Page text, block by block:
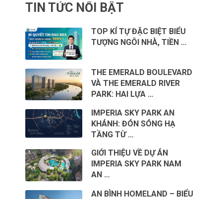
TIN TỨC NỔI BẬT
TOP KÍ TỰ ĐẶC BIỆT BIỂU
TƯỢNG NGÔI NHÀ, TIỀN …
THE EMERALD BOULEVARD
VÀ THE EMERALD RIVER
PARK: HAI LỰA …
IMPERIA SKY PARK AN
KHÁNH: ĐÓN SÓNG HẠ
TẦNG TỪ …
GIỚI THIỆU VỀ DỰ ÁN
IMPERIA SKY PARK NAM
AN …
AN BÌNH HOMELAND – BIỂU